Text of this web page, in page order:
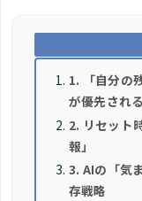
1. 「自分の
が優先される
2. リセット
報」
3. AIの「気
存戦略